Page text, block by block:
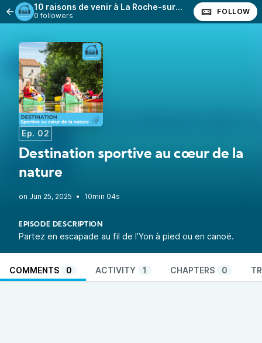
10 raisons de venir à La Roche-sur-Yon
0 followers FOLLOW
Ep. 02
Destination sportive au cœur de la
nature
• 10min 04s
EPISODE DESCRIPTION
Partez en escapade au fil de l’Yon à pied ou en canoë.
COMMENTS 0 ACTIVITY 1 CHAPTERS 0